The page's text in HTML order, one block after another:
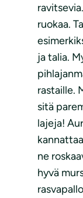
ruokaa.
ja talia.
rastaille.
sitä
lajeja!
ne
hyvä